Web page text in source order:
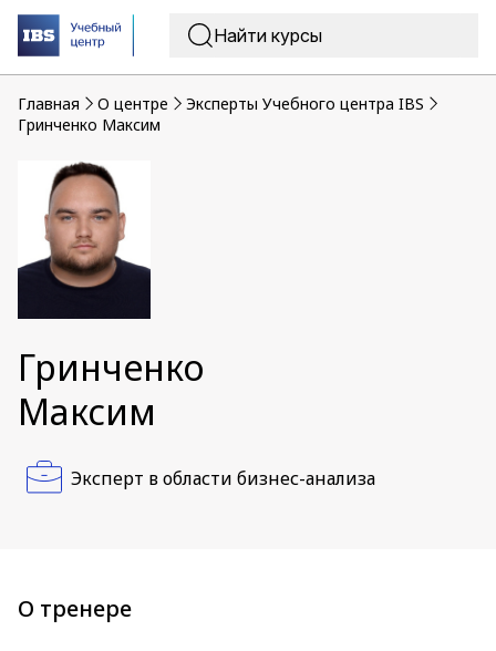
Главная O центре
Эксперты Учебного центра IBS
Гринченко Максим
Гринченко
Максим
Эксперт в области бизнес-анализа
О тренере